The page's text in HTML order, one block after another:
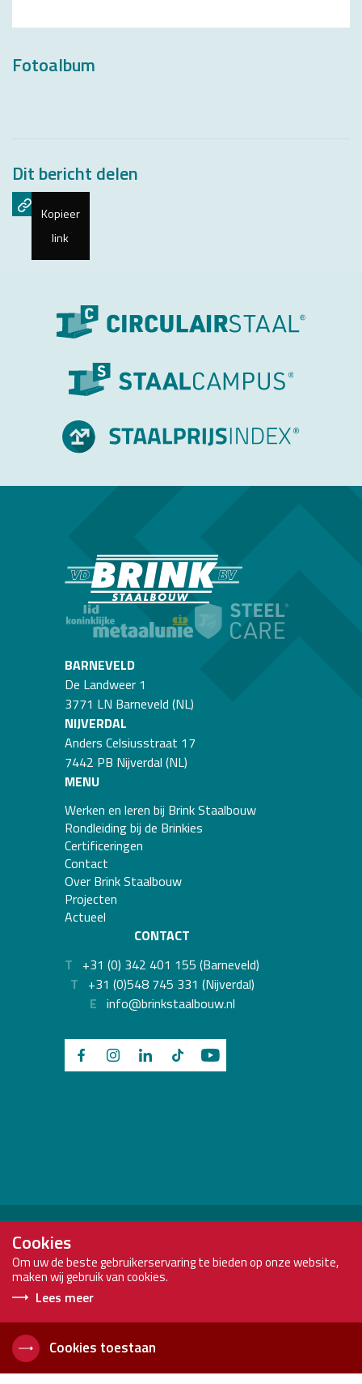
Fotoalbum
Dit bericht delen
Kopieer
link
BARNEVELD
De Landweer 1
3771 LN Barneveld (NL)
NIJVERDAL
Anders Celsiusstraat 17
7442 PB Nijverdal (NL)
MENU
Werken en leren bij Brink Staalbouw
Rondleiding bij de Brinkies
Certificeringen
Contact
Over Brink Staalbouw
Projecten
Actueel
CONTACT
T +31 (0) 342 401 155 (Barneveld)
T +31 (0)548 745 331 (Nijverdal)
E info@brinkstaalbouw.nl
Copyright
2026
Brink
Staalbouw
Voorwaarden
Cookies
Om uw de beste gebruikerservaring te bieden op onze website,
maken wij gebruik van cookies.
Lees meer
Cookies toestaan